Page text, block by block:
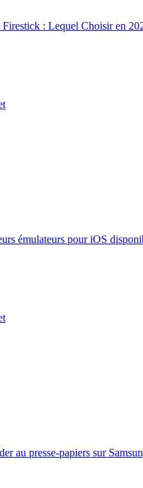
Firestick : Lequel Choisir en
émulateurs pour iOS
au presse-papiers sur